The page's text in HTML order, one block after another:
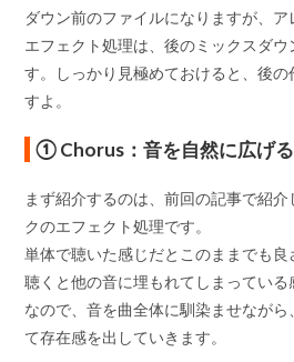
ダウン前のファイルになりますが、
エフェクト処理は、後のミックスダウ
す。しっかり見極めておけると、後の
すよ。
① Chorus：音を自然に広げる
まず紹介するのは、前回の記事で紹
クのエフェクト処理です。
単体で聴いた感じだとこのままでも
聴くと他の音に埋もれてしまっている
なので、音を曲全体に馴染ませなが
て存在感を出していきます。